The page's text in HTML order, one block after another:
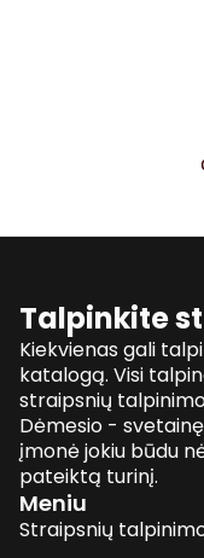
Talpinkite
Kiekvienas gali
katalogą. Visi
straipsnių
Dėmesio -
įmonė jokiu būdu
pateiktą turinį.
Meniu
Straipsnių